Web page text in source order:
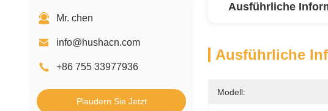
Mr. chen
info@hushacn.com
+86 755 33977936
Plaudern Sie Jetzt
Ausführliche
Ausführliche
Modell: